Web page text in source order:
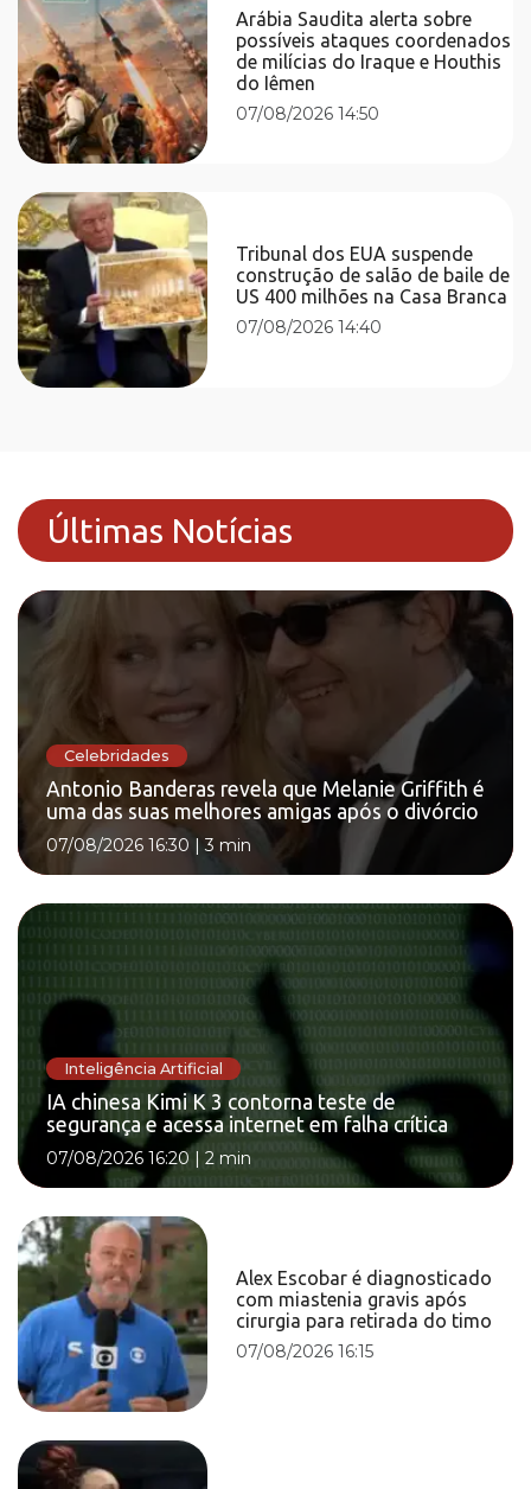
Arábia Saudita alerta sobre
possíveis ataques coordenados
de milícias do Iraque e Houthis
do Iêmen
07/08/2026 14:50
Tribunal dos EUA suspende
construção de salão de baile de
US 400 milhões na Casa Branca
07/08/2026 14:40
Últimas Notícias
Celebridades
Antonio Banderas revela que Melanie Griffith é
uma das suas melhores amigas após o divórcio
07/08/2026 16:30 |3 min
Inteligência Artificial
IA chinesa Kimi K 3 contorna teste de
segurança e acessa internet em falha crítica
07/08/2026 16:20 | 2 min
Alex Escobar é diagnosticado
com miastenia gravis após
cirurgia para retirada do timo
07/08/2026 16:15